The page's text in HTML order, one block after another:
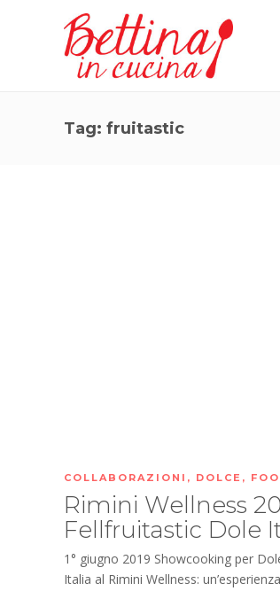
Tag: fruitastic
COLLABORAZIONI , DOLCE ,
Rimini Wellness
Fellfruitastic Dole
1° giugno 2019 Showcooking per
Italia al Rimini Wellness: